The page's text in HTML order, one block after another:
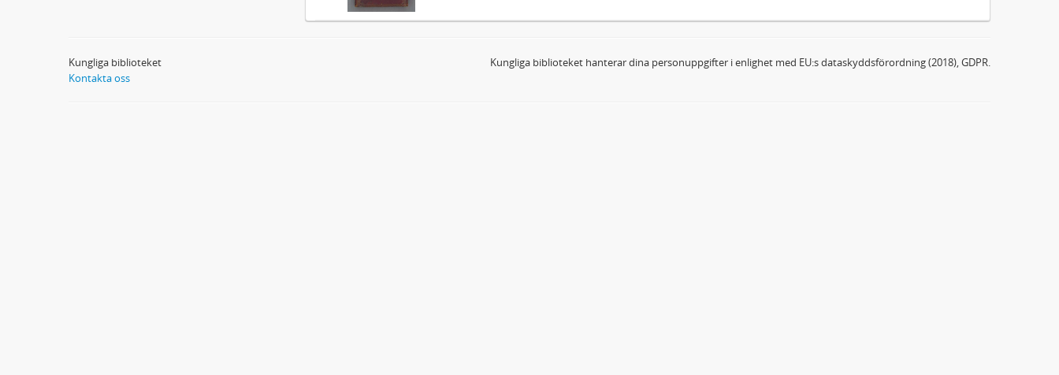
Kungliga biblioteket
Kontakta oss
Kungliga biblioteket hanterar dina personuppgifter i enlighet med EU:s dataskyddsförordning (2018), GDPR.